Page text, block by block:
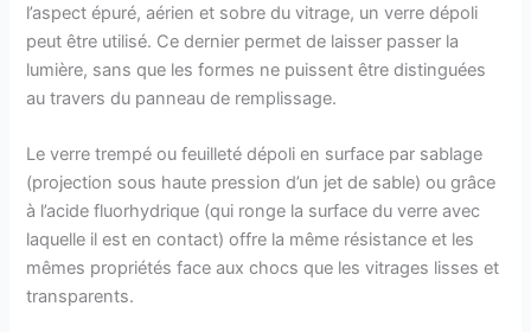
l’aspect épuré, aérien et sobre du vitrage, un verre dépoli
peut être utilisé. Ce dernier permet de laisser passer la
lumière, sans que les formes ne puissent être distinguées
au travers du panneau de remplissage.
Le verre trempé ou feuilleté dépoli en surface par sablage
(projection sous haute pression d’un jet de sable) ou grâce
à l’acide fluorhydrique (qui ronge la surface du verre avec
laquelle il est en contact) offre la même résistance et les
mêmes propriétés face aux chocs que les vitrages lisses et
transparents.